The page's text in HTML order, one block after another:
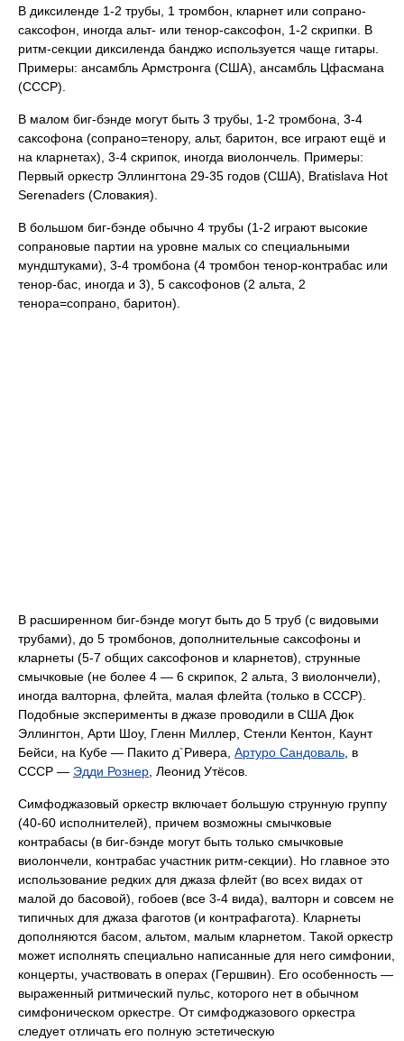
В диксиленде 1-2 трубы, 1 тромбон, кларнет или сопрано-
саксофон, иногда альт- или тенор-саксофон, 1-2 скрипки. В
ритм-секции диксиленда банджо используется чаще гитары.
Примеры: ансамбль Армстронга (США), ансамбль Цфасмана
(СССР).
В малом биг-бэнде могут быть 3 трубы, 1-2 тромбона, 3-4
саксофона (сопрано=тенору, альт, баритон, все играют ещё и
на кларнетах), 3-4 скрипок, иногда виолончель. Примеры:
Первый оркестр Эллингтона 29-35 годов (США), Bratislava Hot
Serenaders (Словакия).
В большом биг-бэнде обычно 4 трубы (1-2 играют высокие
сопрановые партии на уровне малых со специальными
мундштуками), 3-4 тромбона (4 тромбон тенор-контрабас или
тенор-бас, иногда и 3), 5 саксофонов (2 альта, 2
тенора=сопрано, баритон).
В расширенном биг-бэнде могут быть до 5 труб (с видовыми
трубами), до 5 тромбонов, дополнительные саксофоны и
кларнеты (5-7 общих саксофонов и кларнетов), струнные
смычковые (не более 4 — 6 скрипок, 2 альта, 3 виолончели),
иногда валторна, флейта, малая флейта (только в СССР).
Подобные эксперименты в джазе проводили в США Дюк
Эллингтон, Арти Шоу, Гленн Миллер, Стенли Кентон, Каунт
Бейси, на Кубе — Пакито д`Ривера, Артуро Сандоваль , в
СССР — Эдди Рознер , Леонид Утёсов.
Симфоджазовый оркестр включает большую струнную группу
(40-60 исполнителей), причем возможны смычковые
контрабасы (в биг-бэнде могут быть только смычковые
виолончели, контрабас участник ритм-секции). Но главное это
использование редких для джаза флейт (во всех видах от
малой до басовой), гобоев (все 3-4 вида), валторн и совсем не
типичных для джаза фаготов (и контрафагота). Кларнеты
дополняются басом, альтом, малым кларнетом. Такой оркестр
может исполнять специально написанные для него симфонии,
концерты, участвовать в операх (Гершвин). Его особенность —
выраженный ритмический пульс, которого нет в обычном
симфоническом оркестре. От симфоджазового оркестра
следует отличать его полную эстетическую